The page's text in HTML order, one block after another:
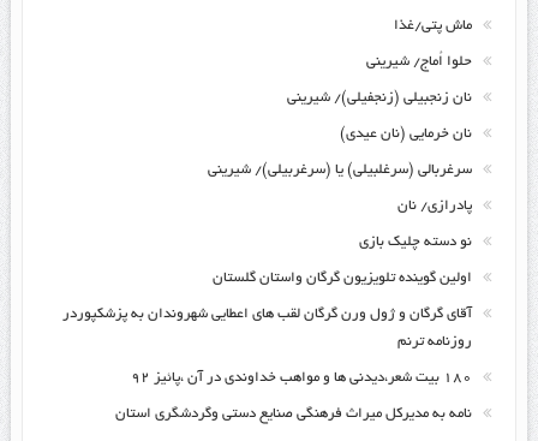
ماش پتی/غذا
حلوا اُماج/ شیرینی
نان زنجبیلی (زنجفیلی)/ شیرینی
نان خرمایی (نان عیدی)
سرغربالی (سرغلبیلی) یا (سرغربیلی)/ شیرینی
پادرازی/ نان
نو دسته چلیک بازی
اولین گوینده تلویزیون گرگان واستان گلستان
آقای گرگان و ژول ورن گرگان لقب های اعطایی شهروندان به پزشکپوردر
روزنامه ترنم
۱۸۰ بیت شعر،دیدنی ها و مواهب خداوندی در آن ،پائیز ۹۲
نامه به مدیرکل میراث فرهنگی صنایع دستی وگردشگری استان